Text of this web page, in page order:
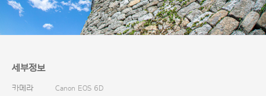
세부정보
카메라
Canon EOS 6D